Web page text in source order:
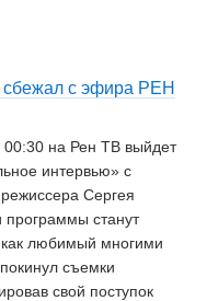
с эфира РЕН
на Рен ТВ выйдет
интервью» с
Сергея
программы станут
как любимый многими
съемки
свой поступок